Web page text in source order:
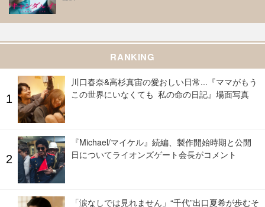
RANKING
川口春奈&高杉真宙の愛おしい日常...『ママがもう
この世界にいなくても 私の命の日記』場面写真
『Michael/マイケル』続編、製作開始時期と公開
日についてライオンズゲート会長がコメント
「涙なしでは見れません」“千代”出口夏希が歩むそ